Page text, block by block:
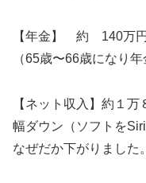
【年金】 約 140万
（65歳〜66歳になり
【ネット収入】約１
幅ダウン（ソフトを
なぜだか下がりました